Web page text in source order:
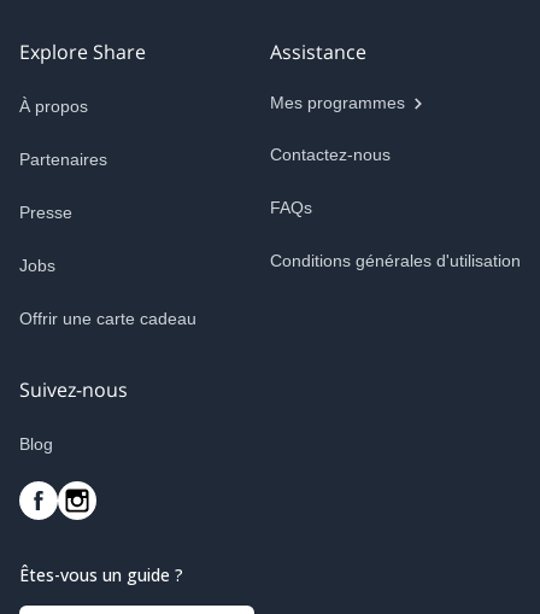
Explore Share
À propos
Partenaires
Presse
Jobs
Offrir une carte cadeau
Assistance
Mes programmes
Contactez-nous
FAQs
Conditions générales d'utilisation
Suivez-nous
Blog
Êtes-vous un guide ?